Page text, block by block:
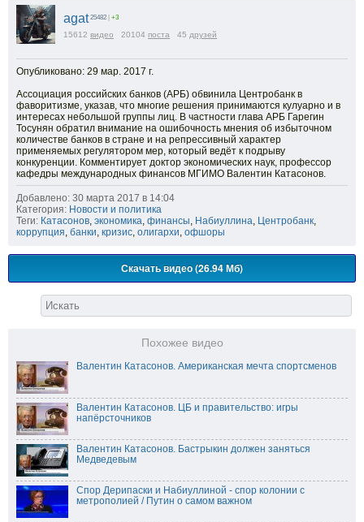
agat 25482 +3
15612 видео 20104 поста 45 друзей
Опубликовано: 29 мар. 2017 г.
Ассоциация российских банков (АРБ) обвинила Центробанк в
фаворитизме, указав, что многие решения принимаются кулуарно и в
интересах небольшой группы лиц. В частности глава АРБ Гарегин
Тосунян обратил внимание на ошибочность мнения об избыточном
количестве банков в стране и на репрессивный характер
применяемых регулятором мер, который ведёт к подрыву
конкуренции. Комментирует доктор экономических наук, профессор
кафедры международных финансов МГИМО Валентин Катасонов.
Добавлено: 30 марта 2017 в 14:04
Категория: Новости и политика
Теги: Катасонов, экономика, финансы, Набиуллина, Центробанк,
коррупция, банки, кризис, олигархи, офшоры
Скачать видео (26.94 Мб)
Похожее видео
Валентин Катасонов. Американская мечта спортсменов
Валентин Катасонов. ЦБ и правительство: игры
напёрсточников
Валентин Катасонов. Бастрыкин должен заняться
Медведевым
Спор Дерипаски и Набиуллиной - спор колонии с
метрополией / Путин о самом важном